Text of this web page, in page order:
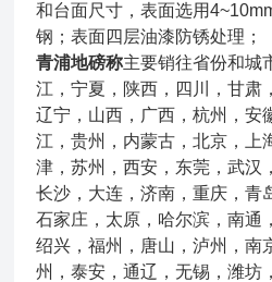
和台面尺寸，表面选用
钢；表面四层油漆防锈处理；
青浦地磅称主要销往省份和城
江，宁夏，陕西，四川，甘肃
辽宁，山西，广西，杭州，安
江，贵州，内蒙古，北京，上
津，苏州，西安，东莞，武汉
长沙，大连，济南，重庆，青
石家庄，太原，哈尔滨，南通
绍兴，福州，唐山，泸州，南
州，泰安，通辽，无锡，潍坊